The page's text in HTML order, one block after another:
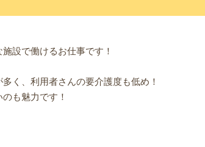
設で働けるお仕事です！
く、利用者さんの要介護度も低め！
も魅力です！